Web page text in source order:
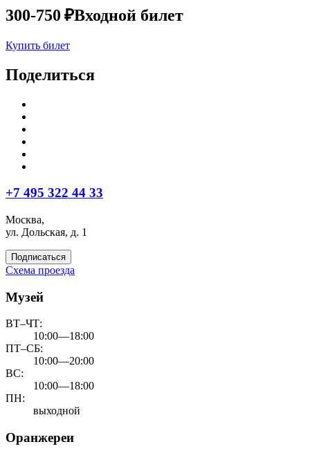
300-750 ₽Входной билет
Купить билет
Поделиться
+7 495 322 44 33
Москва,
ул. Дольская, д. 1
Подписаться
Схема проезда
Музей
ВТ–ЧТ:
10:00—18:00
ПТ–СБ:
10:00—20:00
ВС:
10:00—18:00
ПН:
выходной
Оранжереи